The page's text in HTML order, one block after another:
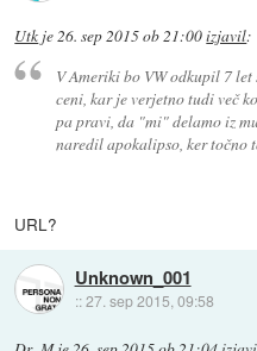
Utk je26. sep 2015 ob 21:00izjavil:
V Ameriki bo VW odkupil 7
ceni, kar je verjetno tudi več
pa pravi, da "mi" delamo iz
naredil apokalipso, ker točno
URL?
Unknown_001
::27. sep 2015, 09:58